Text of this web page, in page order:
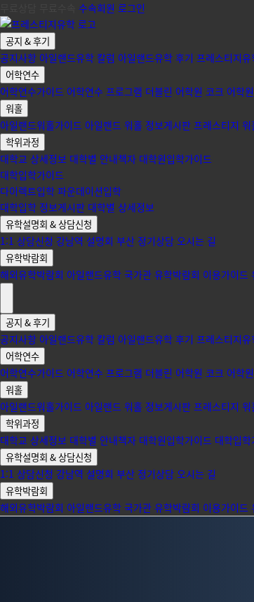
수속회원 로그인
공지 & 후기
공지사항 아일랜드유학 칼럼 아일랜드유학 후기 프레스티지유
어학연수
어학연수가이드 어학연수 프로그램 더블린 어학원 코크 어학원
워홀
아일랜드워홀가이드 아일랜드 워홀 정보게시판 프레스티지
학위과정
대학교 상세정보 대학별 안내책자 대학원입학가이드
대학입학가이드
다이렉트입학 파운데이션입학
대학입학 정보게시판 대학별 상세정보
유학설명회 & 상담신청
1:1 상담신청 강남역 설명회 부산 정기상담 오시는 길
유학박람회
해외유학박람회 아일랜드유학 국가관 유학박람회 이용가이드
공지 & 후기
공지사항 아일랜드유학 칼럼 아일랜드유학 후기 프레스티지유
어학연수
어학연수가이드 어학연수 프로그램 더블린 어학원 코크 어학원
워홀
아일랜드워홀가이드 아일랜드 워홀 정보게시판 프레스티지
학위과정
대학교 상세정보 대학별 안내책자 대학원입학가이드 대학입학
유학설명회 & 상담신청
1:1 상담신청 강남역 설명회 부산 정기상담 오시는 길
유학박람회
해외유학박람회 아일랜드유학 국가관 유학박람회 이용가이드